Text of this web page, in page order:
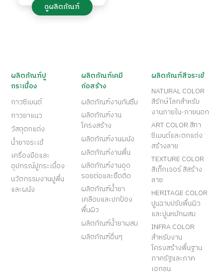
ดูผลิตภัณฑ์
ผลิตภัณฑ์ปู
กระเบื้อง
กาวซีเมนต์
กาวยาแนว
วัสดุตกแต่ง
น้ำยาจระเข้
เครื่องมือและ
อุปกรณ์ปูกระเบื้อง
นวัตกรรมงานปูพื้น
และผนัง
ผลิตภัณฑ์เคมี
ก่อสร้าง
ผลิตภัณฑ์งานกันซึม
ผลิตภัณฑ์งาน
โครงสร้าง
ผลิตภัณฑ์งานผนัง
ผลิตภัณฑ์งานพื้น
ผลิตภัณฑ์งานอุด
รอยต่อและยึดติด
ผลิตภัณฑ์น้ำยา
เคลือบและปกป้อง
พื้นผิว
ผลิตภัณฑ์น้ำยาผสม
ผลิตภัณฑ์อื่นๆ
ผลิตภัณฑ์สีจระเข้
NATURAL COLOR
สีรักษ์โลกสำหรับ
งานภายใน-ภายนอก
ART COLOR สีทา
ซีเมนต์และตกแต่ง
สร้างลาย
TEXTURE COLOR
สีเท็กเจอร์ สีสร้าง
ลาย
HERITAGE COLOR
ปูนฉาบปรับพื้นผิว
และปูนหมักผสม
INFRA COLOR
สำหรับงาน
โครงสร้างพื้นฐาน
ภาครัฐและภาค
เอกชน